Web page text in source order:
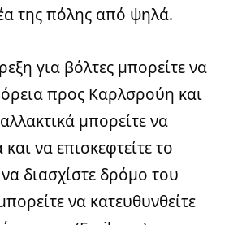
της πόλης από ψηλά.
για βόλτες μπορείτε να
προς Καρλσρούη και
μπορείτε να
να επισκεφτείτε το
διασχίστε δρόμο του
να κατευθυνθείτε